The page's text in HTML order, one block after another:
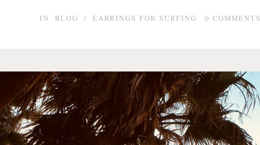
IN BLOG / EARRINGS FOR SURFING 0 COMMENTS